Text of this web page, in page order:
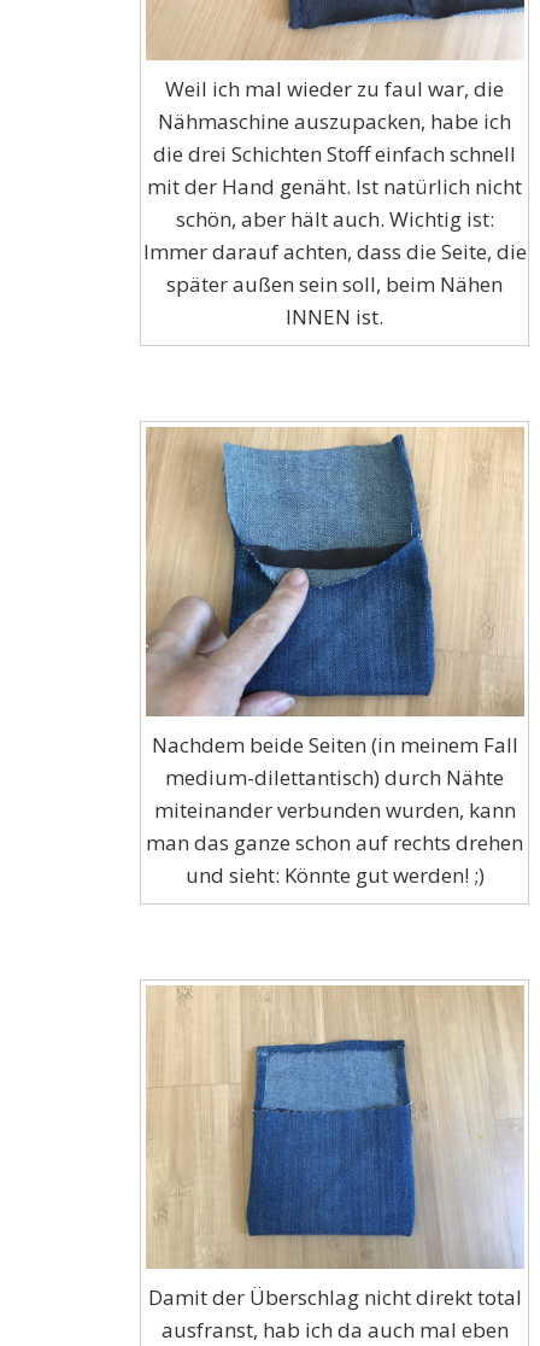
Weil ich mal wieder zu faul war, die
Nähmaschine auszupacken, habe ich
die drei Schichten Stoff einfach schnell
mit der Hand genäht. Ist natürlich nicht
schön, aber hält auch. Wichtig ist:
Immer darauf achten, dass die Seite, die
später außen sein soll, beim Nähen
INNEN ist.
Nachdem beide Seiten (in meinem Fall
medium-dilettantisch) durch Nähte
miteinander verbunden wurden, kann
man das ganze schon auf rechts drehen
und sieht: Könnte gut werden! ;)
Damit der Überschlag nicht direkt total
ausfranst, hab ich da auch mal eben